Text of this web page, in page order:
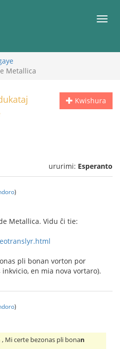
Metallica
Kwishura
ururimi: Esperanto
)
Metallica. Vidu ĉi tie:
pli bonan vorton por
en mia nova vortaro).
)
, Mi certe bezonas pli bonan